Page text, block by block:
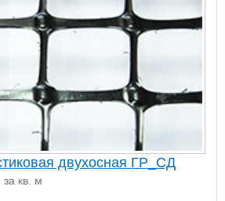
двухосная ГР_СД
кв. м